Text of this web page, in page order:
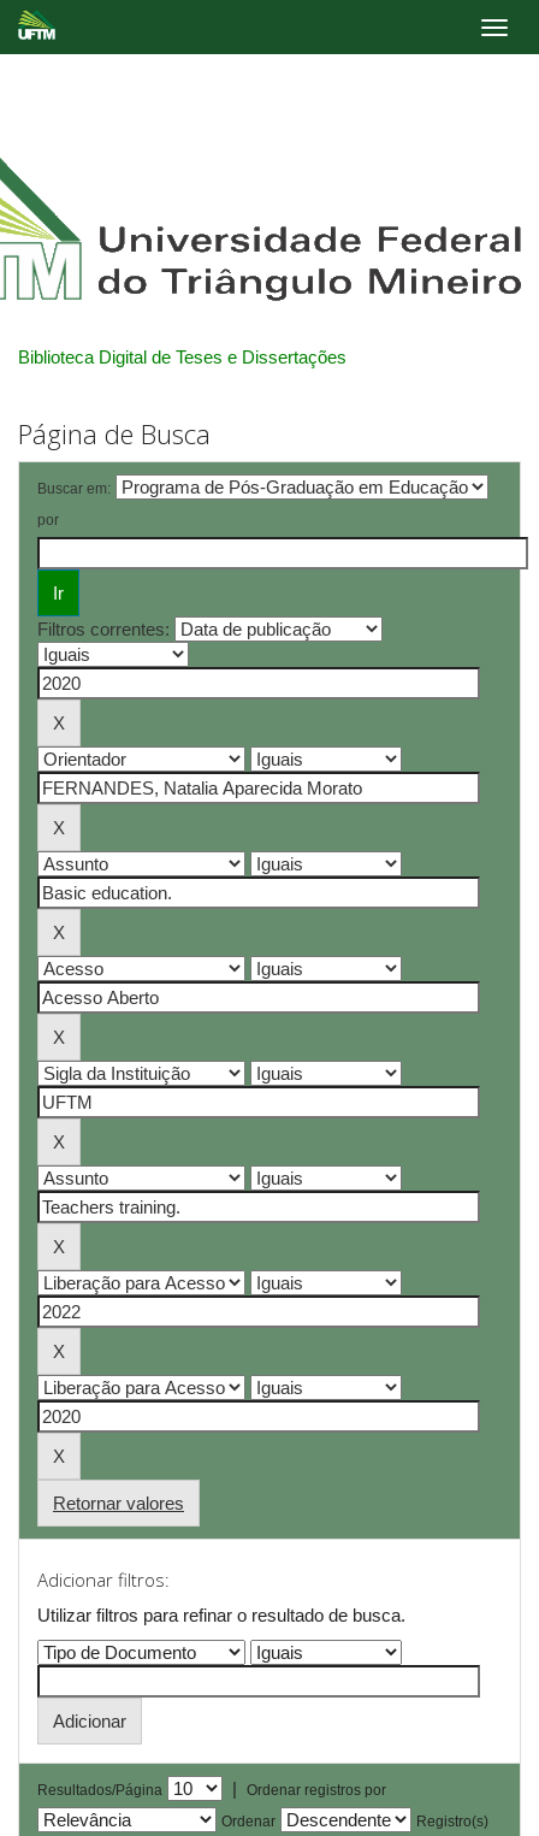
Biblioteca Digital de Teses e Dissertações
Página de Busca
Buscar em:
por
Filtros correntes:
Retornar valores
Adicionar filtros:
Utilizar filtros para refinar o resultado de busca.
Resultados/Página |
Ordenar registros por
Ordenar
Registro(s)